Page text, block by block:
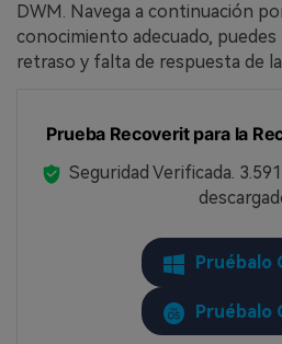
DWM. Navega a continuación
conocimiento adecuado,
retraso y falta de respuesta de
Prueba Recoverit para la
Seguridad Verificada.
Pruébalo
Pruébalo